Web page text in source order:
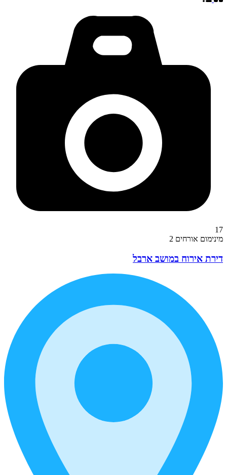
17
מינימום אורחים 2
דירת אירוח במושב ארבל